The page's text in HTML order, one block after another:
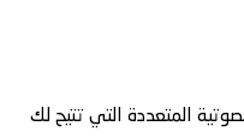
المتعددة التي تتيح لك